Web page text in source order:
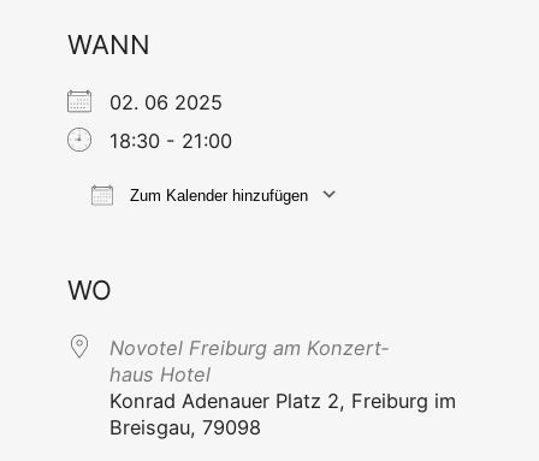
WANN
02. 06 2025
18:30 - 21:00
Zum Kalender hinzufügen
WO
Novo­tel Frei­burg am Kon­zert­
haus Hotel
Kon­rad Ade­nau­er Platz 2, Frei­burg im
Breis­gau, 79098